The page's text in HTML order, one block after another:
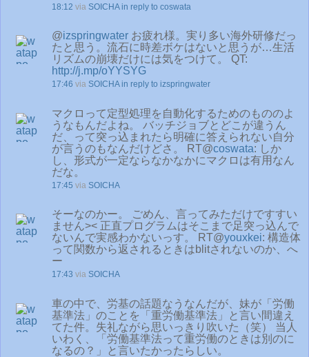
18:12 via SOICHA in reply to coswata
@izspringwater お疲れ様。実り多い海外研修だっ
たと思う。流石に時差ボケはないと思うが…生活
リズムの崩壊だけには気をつけて。 QT:
http://j.mp/oYYSYG
17:46 via SOICHA in reply to izspringwater
マクロって定型処理を自動化するためのもののよ
うなもんだよね。 バッチジョブとどこが違うん
だ、って突っ込まれたら明確に答えられない自分
が言うのもなんだけどさ。 RT@coswata: しか
し、形式が一定ならなかなかにマクロは有用なん
だな。
17:45 via SOICHA
そーなのかー。 ごめん、言ってみただけですすい
ません>< 正直プログラムはそこまで足突っ込んで
ないんで実感わかないっす。 RT@youxkei: 構造体
って関数から返されるときはblitされないのか、へ
ー
17:43 via SOICHA
車の中で、労基の話題なうなんだが、妹が「労働
基準法」のことを「重労働基準法」と言い間違え
てた件。失礼ながら思いっきり吹いた（笑） 当人
いわく、「労働基準法って重労働のときは別のに
なるの？」と言いたかったらしい。